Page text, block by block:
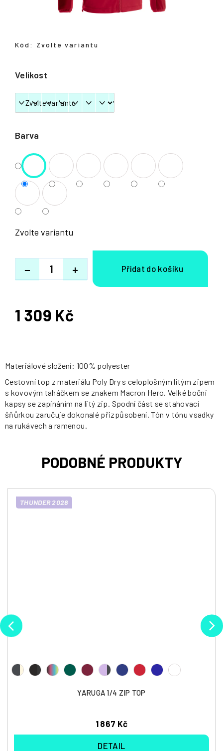
Barva
Velikost
Zvolte variantu
+
−
Kód: Zvolte variantu
1 309 Kč
Měrná
Materiálové složení: 100% polyester
Cestovní top z materiálu Poly Dry s celoplošným litým zipem
s kovovým taháčkem se znakem Macron Hero. Velké boční
kapsy se zapínáním na litý zip. Spodní část se stahovací
šňůrkou zaručuje dokonalé přizpůsobení. Tón v tónu vsadky
na rukávech a ramenou.
THUNDER 2028
YARUGA 1/4 ZIP TOP
1 867 Kč
DETAIL